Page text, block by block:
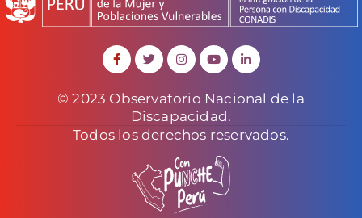
© 2023 Observatorio Nacional de la
Discapacidad.
Todos los derechos reservados.